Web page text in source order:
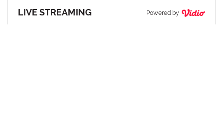
LIVE STREAMING Powered by